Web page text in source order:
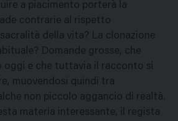
a piacimento porterà la
contrarie al rispetto
della vita? La clonazione
Domande grosse, che
oggi e che tuttavia il racconto si
muovendosi quindi tra
non piccolo aggancio di realtà.
materia interessante, il regista